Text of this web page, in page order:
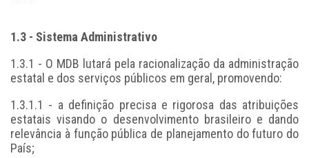
1.3 - Sistema Administrativo
1.3.1 - O MDB lutará pela racionalização da administração
estatal e dos serviços públicos em geral, promovendo:
1.3.1.1 - a definição precisa e rigorosa das atribuições
estatais visando o desenvolvimento brasileiro e dando
relevância à função pública de planejamento do futuro do
País;